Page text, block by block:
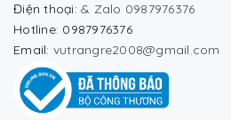
Điện thoại: & Zalo 0987976376
Hotline: 0987976376
Email: vutrangre2008@gmail.com